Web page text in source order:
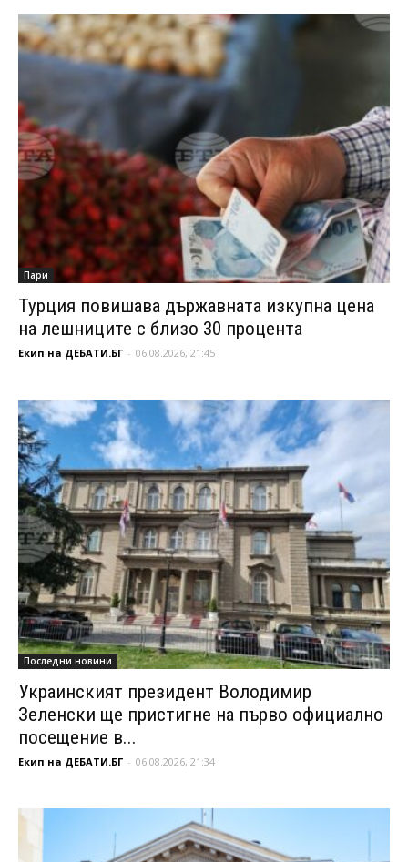
Пари
Турция повишава държавната изкупна цена
на лешниците с близо 30 процента
Екип на ДЕБАТИ.БГ - 06.08.2026, 21:45
Последни новини
Украинският президент Володимир
Зеленски ще пристигне на първо официално
посещение в...
Екип на ДЕБАТИ.БГ - 06.08.2026, 21:34